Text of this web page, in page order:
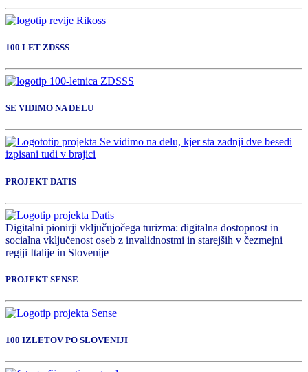
100 LET ZDSSS
SE VIDIMO NA DELU
PROJEKT DATIS
Digitalni pionirji vključujočega turizma: digitalna dostopnost in
socialna vključenost oseb z invalidnostmi in starejših v čezmejni
regiji Italije in Slovenije
PROJEKT SENSE
100 IZLETOV PO SLOVENIJI